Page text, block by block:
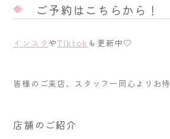
ご予約はこちらから！
インスタ やTiktok も更新中♡
皆様のご来店、スタッフ一同心よりお
店舗のご紹介